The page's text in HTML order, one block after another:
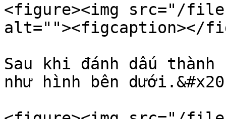
<figure><img src="/files/
alt=""><figcaption></
Sau khi đánh dấu
như hình bên